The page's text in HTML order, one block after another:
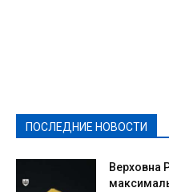
ПОСЛЕДНИЕ НОВОСТИ
Верховна